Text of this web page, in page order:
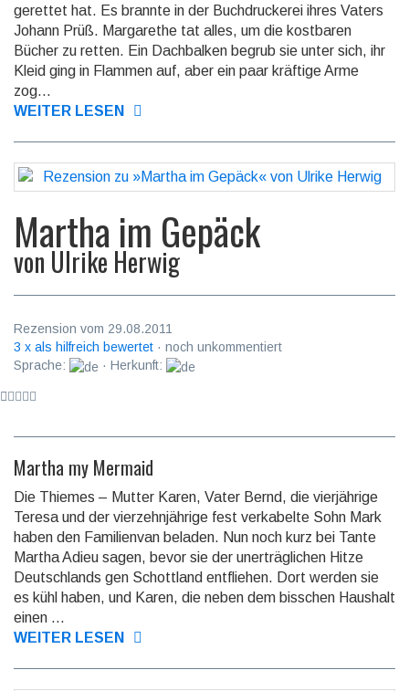
gerettet hat. Es brannte in der Buchdruckerei ihres Vaters
Johann Prüß. Margarethe tat alles, um die kostbaren
Bücher zu retten. Ein Dachbalken begrub sie unter sich, ihr
Kleid ging in Flammen auf, aber ein paar kräftige Arme
zog...
WEITER LESEN
Martha im Gepäck
von Ulrike Herwig
Rezension vom 29.08.2011
3 x als hilfreich bewertet · noch unkommentiert
Sprache:
· Herkunft:
Martha my Mermaid
Die Thiemes – Mutter Karen, Vater Bernd, die vierjährige
Teresa und der vierzehnjährige fest verkabelte Sohn Mark
haben den Familienvan beladen. Nun noch kurz bei Tante
Martha Adieu sagen, bevor sie der unerträglichen Hitze
Deutschlands gen Schottland entfliehen. Dort werden sie
es kühl haben, und Karen, die neben dem bisschen Haushalt
einen ...
WEITER LESEN